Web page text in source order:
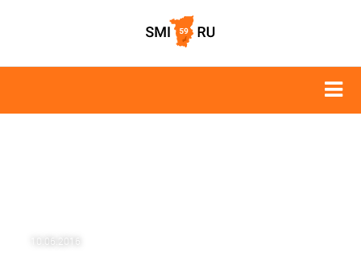
10.06.2016